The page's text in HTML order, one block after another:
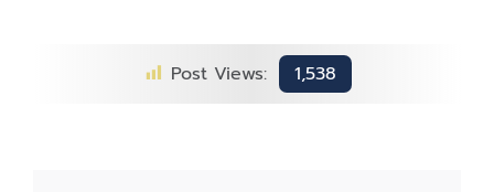
Post Views: 1,538